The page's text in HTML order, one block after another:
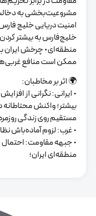
مشروعیت‌بخشی به
امنیت دریایی خلیج
خلیج‌فارس به بیشتر
منطقه‌ای• چرخش
ممکن است منافع
🌍 اثر بر مخاطبان:
• ایرانی: نگرانی از
بیشتر؛ واکنش
مستقیم روی زندگی
• غرب: لزوم آماده‌باش
• جبهه مقاومت:
منطقه‌ای ایران؛